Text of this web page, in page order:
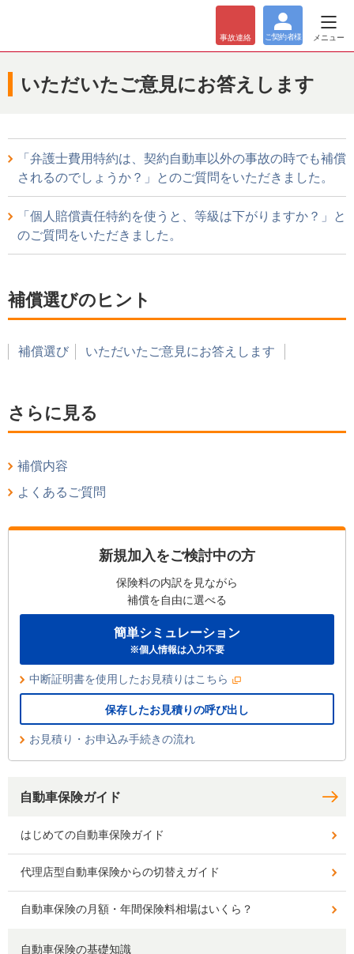
事故連絡 ご契約者様 メニュー
いただいたご意見にお答えします
「弁護士費用特約は、契約自動車以外の事故の時でも補償
されるのでしょうか？」とのご質問をいただきました。
「個人賠償責任特約を使うと、等級は下がりますか？」と
のご質問をいただきました。
補償選びのヒント
補償選び いただいたご意見にお答えします
さらに見る
補償内容
よくあるご質問
新規加入をご検討中の方
保険料の内訳を見ながら
補償を自由に選べる
簡単シミュレーション
※個人情報は入力不要
中断証明書を使用したお見積りはこちら
保存したお見積りの呼び出し
お見積り・お申込み手続きの流れ
自動車保険ガイド
はじめての自動車保険ガイド
代理店型自動車保険からの切替えガイド
自動車保険の月額・年間保険料相場はいくら？
自動車保険の基礎知識